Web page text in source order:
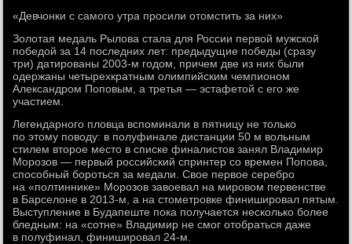
«Девчонки с самого утра просили отомстить за них»
Золотая медаль Рылова стала для России первой мужской
победой за 14 последних лет: предыдущие победы (сразу
три) датированы 2003-м годом, причем две из них были
одержаны четырехкратным олимпийским чемпионом
Александром Поповым, а третья — эстафетой с его же
участием.
Легендарного пловца вспоминали в пятницу не только
по этому поводу: в полуфинале дистанции 50 м вольным
стилем второе место в списке финалистов занял Владимир
Морозов — первый российский спринтер со времен Попова,
способный бороться за медали. Свое первое серебро
на «полтиннике» Морозов завоевал на мировом первенстве
в Барселоне в 2013-м, а на стометровке финишировал пятым.
Выступление в Будапеште пока получается несколько более
бледным: на «сотне» Владимир не смог отобраться даже
в полуфинал, финишировал 24-м.